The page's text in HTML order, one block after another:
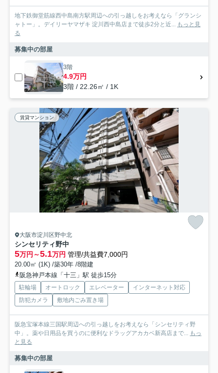
地下鉄御堂筋線西中島南方駅周辺への引っ越しをお考えなら「グランシ
ャトー」。デイリーヤマザキ 淀川西中島店まで徒歩2分と近... もっと見
る
募集中の部屋
3階
4.9万円
3階 / 22.26㎡ / 1K
賃貸マンション
大阪市淀川区野中北
シンセリティ野中
5万円～5.1万円 管理/共益費7,000円
20.00㎡ (1K) /築30年 /8階建
阪急神戸本線「十三」駅 徒歩15分
駐輪場 オートロック エレベーター
インターネット対応
防犯カメラ
敷地内ごみ置き場
阪急宝塚本線三国駅周辺への引っ越しをお考えなら「シンセリティ野
中」。薬や日用品を買うのに便利なドラッグアカカベ新高店まで... もっ
と見る
募集中の部屋